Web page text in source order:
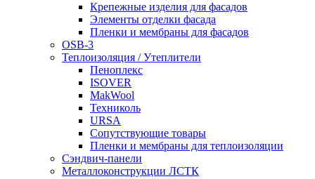
Крепежные изделия для фасадов
Элементы отделки фасада
Пленки и мембраны для фасадов
OSB-3
Теплоизоляция / Утеплители
Пеноплекс
ISOVER
MakWool
Техниколь
URSA
Сопутствующие товары
Пленки и мембраны для теплоизоляции
Сэндвич-панели
Металлоконструкции ЛСТК